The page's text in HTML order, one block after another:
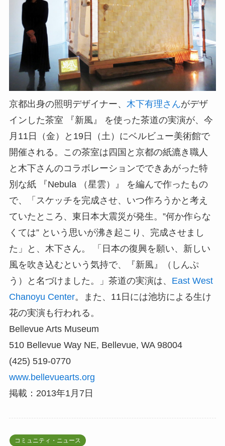
京都出身の照明デザイナー、 木下有理さんがデザ
インした茶室 『新風』 を使った茶道の実演が、今
月11日（金）と19日（土）にベルビュー美術館で
開催される。この茶室は四国と京都の紙漉き職人
と木下さんのコラボレーションでできあがった特
別な紙 『Nebula （星雲）』 を編んで作ったもの
で、「スケッチを完成させ、いつ作ろうかと考え
ていたところ、東日本大震災が発生。”何か作らな
くては” という思いが沸き起こり、完成させまし
た」と、木下さん。 「日本の復興を願い、新しい
風を吹き込むという気持で、『新風』（しんぷ
う）と名づけました。」茶道の実演は、 East West
Chanoyu Center。また、11日には池坊による生け
花の実演も行われる。
Bellevue Arts Museum
510 Bellevue Way NE, Bellevue, WA 98004
(425) 519-0770
www.bellevuearts.org
掲載：2013年1月7日
コミュニティ・ニュース